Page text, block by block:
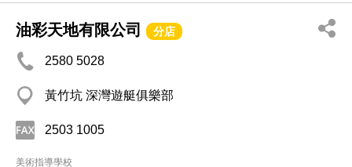
油彩天地有限公司 分店
2580 5028
黃竹坑 深灣遊艇俱樂部
2503 1005
美術指導學校